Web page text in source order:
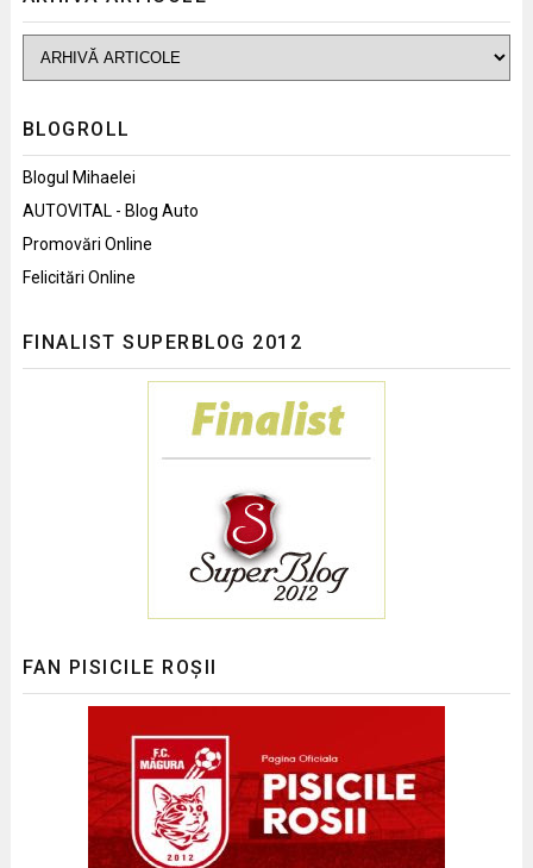
BLOGROLL
Blogul Mihaelei
AUTOVITAL - Blog Auto
Promovări Online
Felicitări Online
FINALIST SUPERBLOG 2012
FAN PISICILE ROȘII